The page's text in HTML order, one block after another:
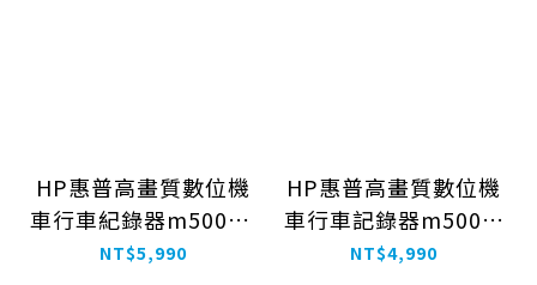
HP惠普高畫質數位機
車行車紀錄器m500+G
PS｜贈64GB記憶卡
NT$5,990
HP惠普高畫質數位機
車行車記錄器m500｜
贈64GB記憶卡
NT$4,990